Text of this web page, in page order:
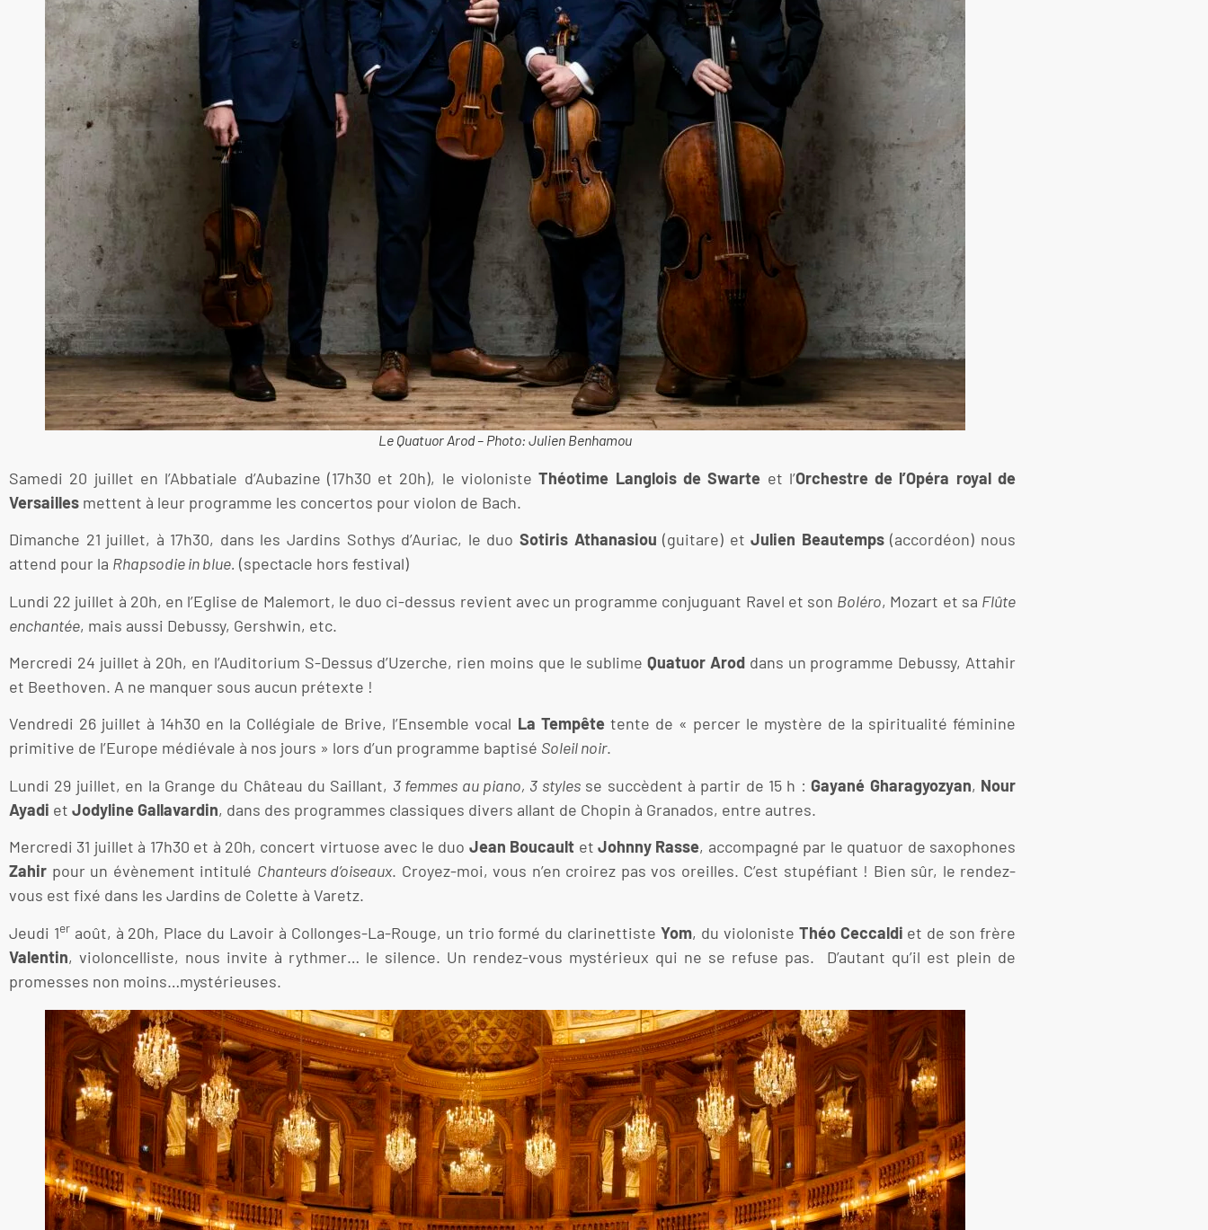
Le Quatuor Arod – Photo: Julien Benhamou
Samedi 20 juillet en l’Abbatiale d’Aubazine (17h30 et 20h), le violonisteThéotime Langlois de Swarte et l’Orchestre de l’Opéra royal de
Versailles mettent à leur programme les concertos pour violon de Bach.
Dimanche 21 juillet, à 17h30, dans les Jardins Sothys d’Auriac, le duo Sotiris Athanasiou (guitare) etJulien Beautemps(accordéon) nous
attend pour la Rhapsodie in blue. (spectacle hors festival)
Lundi 22 juillet à 20h, en l’Eglise de Malemort, le duo ci-dessus revient avec un programme conjuguant Ravel et son Boléro, Mozart et sa Flûte
enchantée, mais aussi Debussy, Gershwin, etc.
Mercredi 24 juillet à 20h, en l’Auditorium S-Dessus d’Uzerche, rien moins que le sublimeQuatuor Arod dans un programme Debussy, Attahir
et Beethoven. A ne manquer sous aucun prétexte !
Vendredi 26 juillet à 14h30 en la Collégiale de Brive, l’Ensemble vocal La Tempêtetente de « percer le mystère de la spiritualité féminine
primitive de l’Europe médiévale à nos jours » lors d’un programme baptisé Soleil noir.
Lundi 29 juillet, en la Grange du Château du Saillant, 3 femmes au piano, 3 stylesse succèdent à partir de 15 h :Gayané Gharagyozyan, Nour
Ayadi et Jodyline Gallavardin, dans des programmes classiques divers allant de Chopin à Granados, entre autres.
Mercredi 31 juillet à 17h30 et à 20h, concert virtuose avec le duo Jean Boucault et Johnny Rasse, accompagné par le quatuor de saxophones
Zahir pour un évènement intitulé Chanteurs d’oiseaux. Croyez-moi, vous n’en croirez pas vos oreilles. C’est stupéfiant ! Bien sûr, le rendez-
vous est fixé dans les Jardins de Colette à Varetz.
Jeudi 1eraoût, à 20h, Place du Lavoir à Collonges-La-Rouge, un trio formé du clarinettisteYom, du violoniste Théo Ceccaldi et de son frère
Valentin, violoncelliste, nous invite à rythmer… le silence. Un rendez-vous mystérieux qui ne se refuse pas. D’autant qu’il est plein de
promesses non moins…mystérieuses.